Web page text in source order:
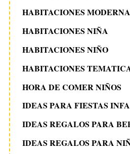
HABITACIONES
HABITACIONES NIÑA
HABITACIONES NIÑO
HABITACIONES
HORA DE COMER NIÑOS
IDEAS PARA FIESTAS
IDEAS REGALOS PARA
IDEAS REGALOS PARA